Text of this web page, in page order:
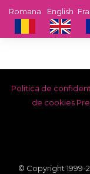
English
Romana
Politica de
de cookies
© Copyright 1999-